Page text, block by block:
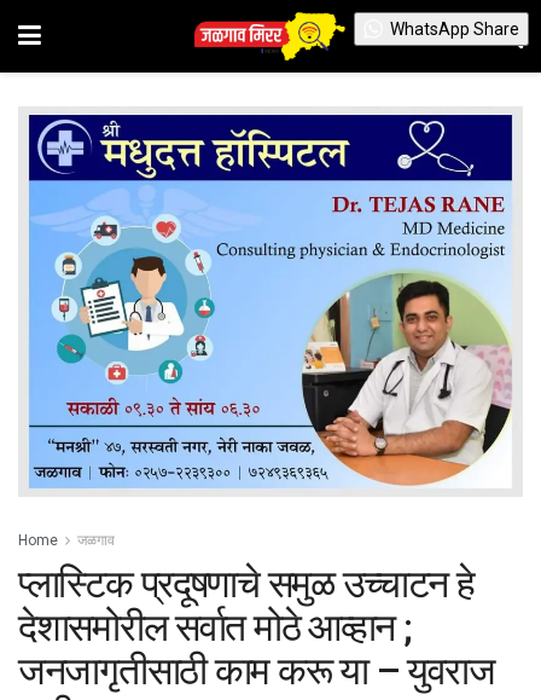
Home जळगाव
प्लास्टिक प्रदूषणाचे समुळ उच्चाटन हे
देशासमोरील सर्वात मोठे आव्हान ;
जनजागृतीसाठी काम करू या – युवराज
WhatsApp Share